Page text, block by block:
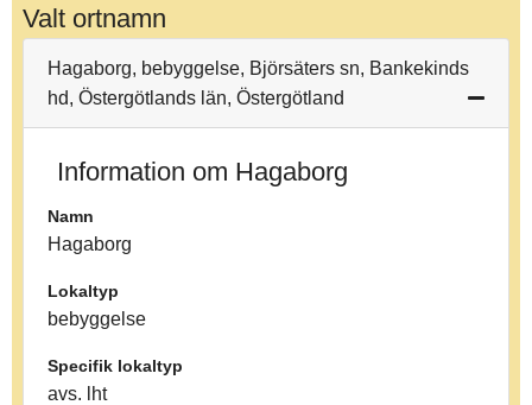
Valt ortnamn
Hagaborg, bebyggelse, Björsäters sn, Bankekinds
hd, Östergötlands län, Östergötland
Information om Hagaborg
Namn
Hagaborg
Lokaltyp
bebyggelse
Specifik lokaltyp
avs. lht